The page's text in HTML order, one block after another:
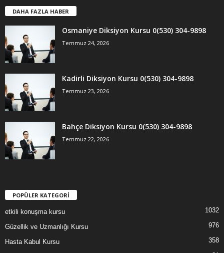
DAHA FAZLA HABER
Osmaniye Diksiyon Kursu 0(530) 304-9898
Temmuz 24, 2026
Kadirli Diksiyon Kursu 0(530) 304-9898
Temmuz 23, 2026
Bahçe Diksiyon Kursu 0(530) 304-9898
Temmuz 22, 2026
POPÜLER KATEGORİ
etkili konuşma kursu 1032
Güzellik ve Uzmanlığı Kursu 976
Hasta Kabul Kursu 358